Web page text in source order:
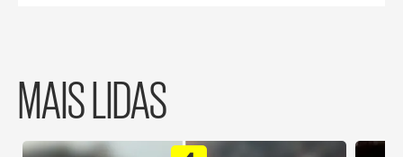
MAIS LIDAS